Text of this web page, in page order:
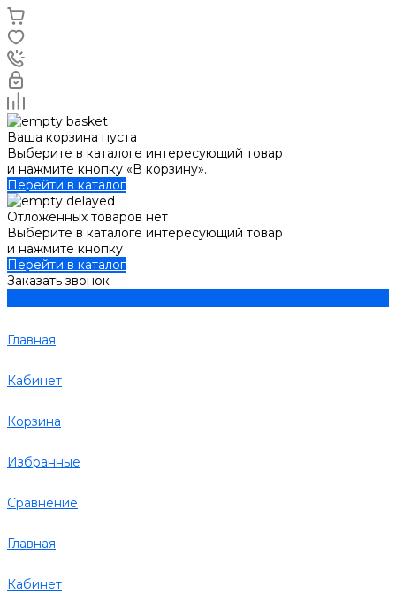
Ваша корзина пуста
Выберите в каталоге интересующий товар
и нажмите кнопку «В корзину».
Перейти в каталог
Отложенных товаров нет
Выберите в каталоге интересующий товар
и нажмите кнопку
Перейти в каталог
Заказать звонок
Главная
Кабинет
Корзина
Избранные
Сравнение
Главная
Кабинет